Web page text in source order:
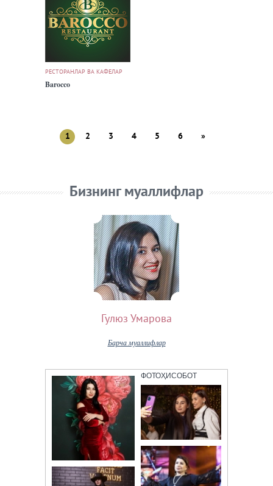
РЕСТОРАНЛАР ВА КАФЕЛАР
Barocco
1 2 3 4 5 6 »
Бизнинг муаллифлар
Гулюз Умарова
Барча муаллифлар
ФОТОҲИСОБОТ